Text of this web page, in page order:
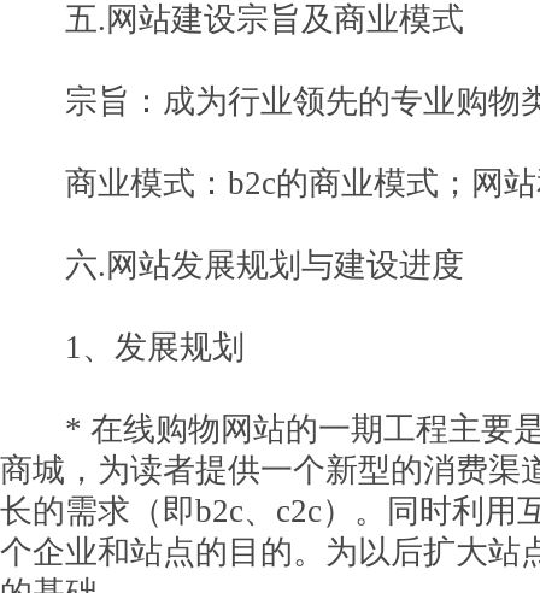
五.网站建设宗旨及商业模式
宗旨：成为行业领先的专业购物
商业模式：b2c的商业模式；网站
六.网站发展规划与建设进度
1、发展规划
* 在线购物网站的一期工程主要是
商城，为读者提供一个新型的消费渠
长的需求（即b2c、c2c）。同时利用
个企业和站点的目的。为以后扩大站